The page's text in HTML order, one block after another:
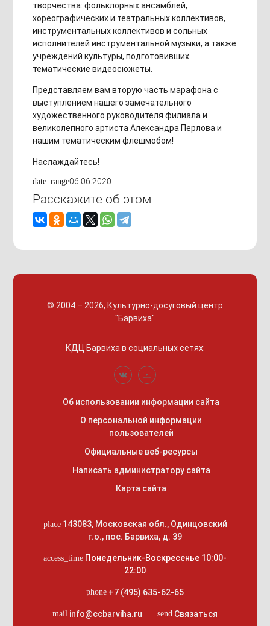
творчества: фольклорных ансамблей,
хореографических и театральных коллективов,
инструментальных коллективов и сольных
исполнителей инструментальной музыки, а также
учреждений культуры, подготовивших
тематические видеосюжеты.
Представляем вам вторую часть марафона с
выступлением нашего замечательного
художественного руководителя филиала и
великолепного артиста Александра Перлова и
нашим тематическим флешмобом!
Наслаждайтесь!
date_range06.06.2020
Расскажите об этом
© 2004 – 2026, Культурно-досуговый центр
"Барвиха"
КДЦ Барвиха в социальных сетях:
Об использовании информации сайта
О персональной информации
пользователей
Официальные веб-ресурсы
Написать администратору сайта
Карта сайта
place 143083, Московская обл., Одинцовский
г.о., пос. Барвиха, д. 39
access_time Понедельник-Воскресенье 10:00-
22:00
phone +7 (495) 635-62-65
mail info@ccbarviha.ru send Связаться